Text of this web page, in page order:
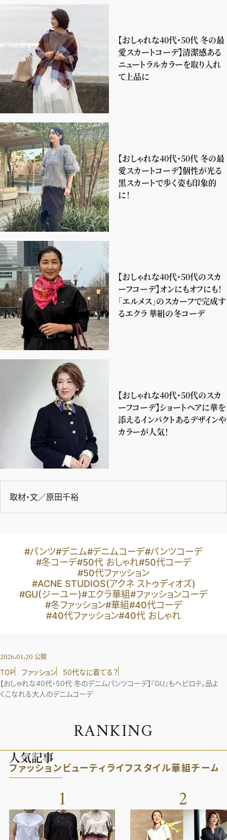
【おしゃれな40代・50代 冬の最
愛スカートコーデ】清潔感ある
ニュートラルカラーを取り入れ
て上品に
【おしゃれな40代・50代 冬の最
愛スカートコーデ】個性が光る
黒スカートで歩く姿も印象的
に！
【おしゃれな40代・50代のスカ
ーフコーデ】オンにもオフにも！
「エルメス」のスカーフで完成す
るエクラ 華組の冬コーデ
【おしゃれな40代・50代のスカ
ーフコーデ】ショートヘアに華を
添えるインパクトあるデザインや
カラーが人気！
取材・文／原田千裕
#パンツ#デニム#デニムコーデ#パンツコーデ
#冬コーデ#50代 おしゃれ#50代コーデ
#50代ファッション
#ACNE STUDIOS(アクネ ストゥディオズ)
#GU(ジーユー)#エクラ華組#ファッションコーデ
#冬ファッション#華組#40代コーデ
#40代ファッション#40代 おしゃれ
2026.01.20 公開
TOP ファッション
50代なに着てる？
【おしゃれな40代・50代 冬のデニムパンツコーデ】『GU』もヘビロテ。品よ
くこなれる大人のデニムコーデ
RANKING
人気記事
ファッション ビューティライフスタイル華組チーム
1 2